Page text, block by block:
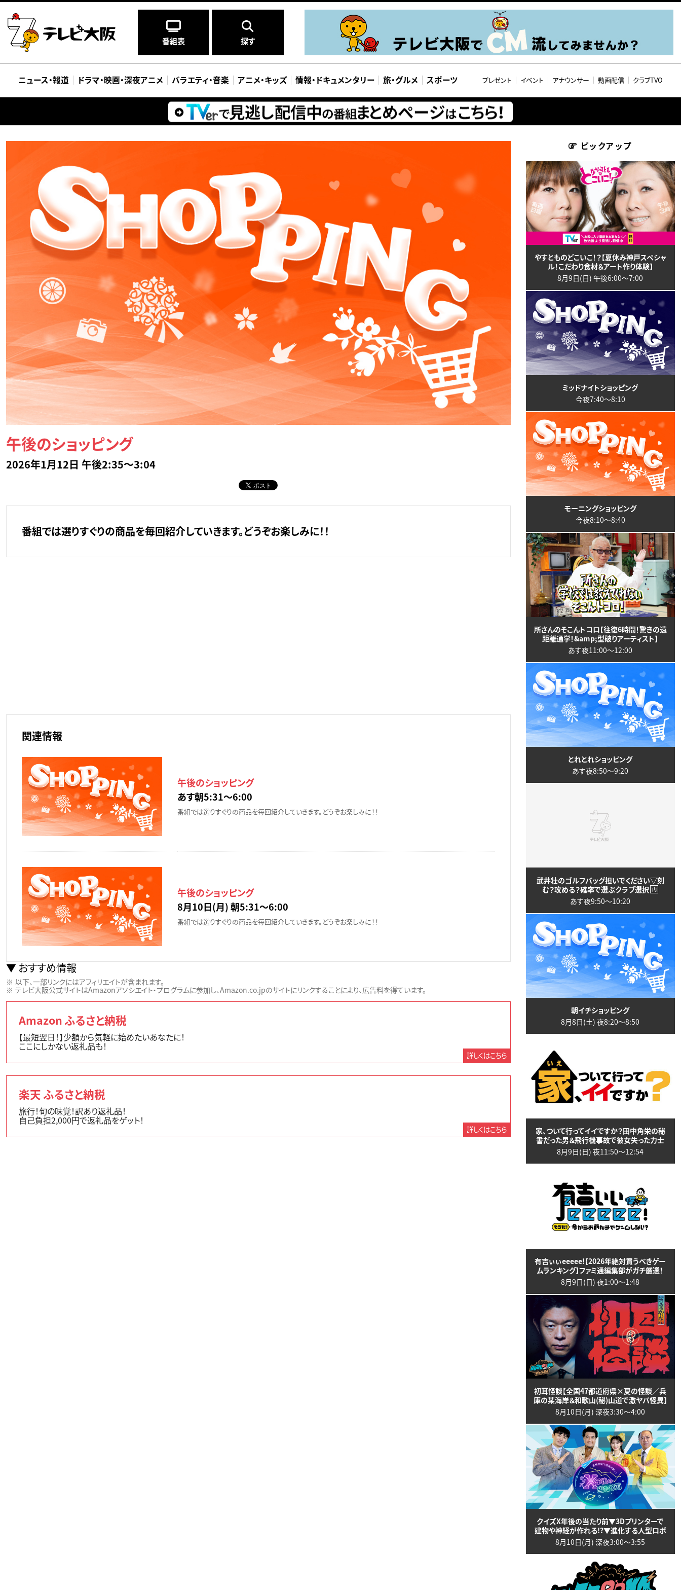
番組表 探す
ニュース・報道 ドラマ・映画・深夜アニメ バラエティ・音楽 アニメ・キッズ 情報・ ドキュメンタリー 旅・グルメ スポーツ プレゼント イベント アナウンサー 動画配信 クラブTVO
午後のショッピング
2026年1月12日 午後2:35～3:04
番組では選りすぐりの商品を毎回紹介していきます。どうぞお楽しみに！！
関連情報
午後のショッピング
あす朝5:31〜6:00
番組では選りすぐりの商品を毎回紹介していきます。どうぞお楽しみに！！
午後のショッピング
8月10日(月) 朝5:31〜6:00
番組では選りすぐりの商品を毎回紹介していきます。どうぞお楽しみに！！
おすすめ情報
以下、一部リンクにはアフィリエイトが含まれます。
テレビ大阪公式サイトはAmazonアソシエイト・プログラムに参加し、Amazon.co.jpのサイトにリンクすることにより、広告料を得ています。
Amazon ふるさと納税
【最短翌日！】少額から気軽に始めたいあなたに！
ここにしかない返礼品も！
詳しくはこちら
楽天 ふるさと納税
旅行！旬の味覚！訳あり返礼品！
自己負担2,000円で返礼品をゲット！
詳しくはこちら
ピックアップ
やすとものどこいこ！？【夏休み神戸スペシャ
ル！こだわり食材＆アート作り体験】
8月9日(日) 午後6:00〜7:00
ミッドナイトショッピング
今夜7:40〜8:10
モーニングショッピング
今夜8:10〜8:40
所さんのそこんトコロ【往復6時間！驚きの遠
距離通学！&amp;型破りアーティスト】
あす夜11:00〜12:00
とれとれショッピング
あす夜8:50〜9:20
武井壮のゴルフバッグ担いでください▽刻
む？攻める？確率で選ぶクラブ選択 再
あす夜9:50〜10:20
朝イチショッピング
8月8日(土) 夜8:20〜8:50
家、ついて行ってイイですか？田中角栄の秘
書だった男＆飛行機事故で彼女失った力士
8月9日(日) 夜11:50〜12:54
有吉ぃぃeeeee!【2026年絶対買うべきゲー
ムランキング】ファミ通編集部がガチ厳選！
8月9日(日) 夜1:00〜1:48
初耳怪談【全国47都道府県×夏の怪談／兵
庫の某海岸＆和歌山(秘)山道で激ヤバ怪異】
8月10日(月) 深夜3:30〜4:00
クイズX年後の当たり前▼3Dプリンターで
建物や神経が作れる!?▼進化する人型ロボ
8月10日(月) 深夜3:00〜3:55